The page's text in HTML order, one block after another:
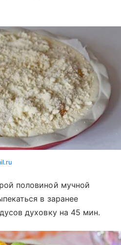
половиной мучной
в заранее
духовку на 45 мин.